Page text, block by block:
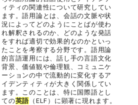
ィティの関連性について研究してい
ます。語用論とは、会話の文脈や状
況によってどのようにことばが使わ
れ解釈されるのか、どのような発話
をすれば適切で効果的なのかといっ
たことを考察する分野です。語用論
的言語運用には、話し手の言語文化
背景、価値観や倫理観、コミュニケ
ーションの中で流動的に変化するア
イデンティティが大きく関係してい
ます。このことは、特に国際語とし
ての英語 （ELF）に顕著に現れます。